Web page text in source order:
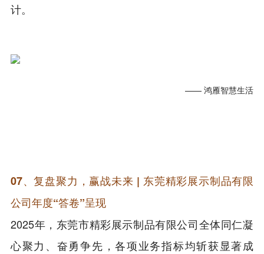
计。
—— 鸿雁智慧生活
07、复盘聚力，赢战未来 | 东莞精彩展示制品有限
公司年度“答卷”呈现
2025年，东莞市精彩展示制品有限公司全体同仁凝
心聚力、奋勇争先，各项业务指标均斩获显著成